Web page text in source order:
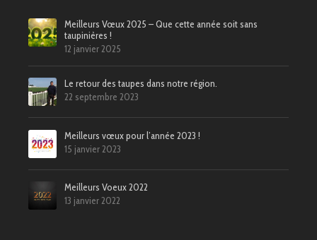
Meilleurs Vœux 2025 – Que cette année soit sans
taupinières !
12 janvier 2025
Le retour des taupes dans notre région.
22 septembre 2023
Meilleurs vœux pour l’année 2023 !
15 janvier 2023
Meilleurs Voeux 2022
13 janvier 2022